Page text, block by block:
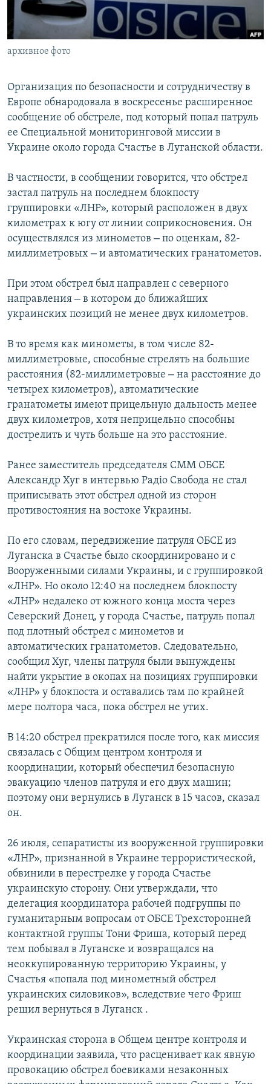
ПОБЕДИТЕЛЕЙ НЕ СУДЯТ?
КРЫМ.НЕПОКОРЕННЫЙ
ELIFBE
ПРИСОЕДИНЯЙТЕСЬ!
Все сайты RFE/RL
архивное фото
Организация по безопасности и сотрудничеству в
Европе обнародовала в воскресенье расширенное
сообщение об обстреле, под который попал патруль
ее Специальной мониторинговой миссии в
Украине около города Счастье в Луганской области.
В частности, в сообщении говорится, что обстрел
застал патруль на последнем блокпосту
группировки «ЛНР», который расположен в двух
километрах к югу от линии соприкосновения. Он
осуществлялся из минометов – по оценкам, 82-
миллиметровых – и автоматических гранатометов.
При этом обстрел был направлен с северного
направления – в котором до ближайших
украинских позиций не менее двух километров.
В то время как минометы, в том числе 82-
миллиметровые, способные стрелять на большие
расстояния (82-миллиметровые – на расстояние до
четырех километров), автоматические
гранатометы имеют прицельную дальность менее
двух километров, хотя неприцельно способны
дострелить и чуть больше на это расстояние.
Ранее заместитель председателя СММ ОБСЕ
Александр Хуг в интервью Радіо Свобода не стал
приписывать этот обстрел одной из сторон
противостояния на востоке Украины.
По его словам, передвижение патруля ОБСЕ из
Луганска в Счастье было скоординировано и с
Вооруженными силами Украины, и с группировкой
«ЛНР». Но около 12:40 на последнем блокпосту
«ЛНР» недалеко от южного конца моста через
Северский Донец, у города Счастье, патруль попал
под плотный обстрел с минометов и
автоматических гранатометов. Следовательно,
сообщил Хуг, члены патруля были вынуждены
найти укрытие в окопах на позициях группировки
«ЛНР» у блокпоста и оставались там по крайней
мере полтора часа, пока обстрел не утих.
В 14:20 обстрел прекратился после того, как миссия
связалась с Общим центром контроля и
координации, который обеспечил безопасную
эвакуацию членов патруля и его двух машин;
поэтому они вернулись в Луганск в 15 часов, сказал
он.
26 июля, сепаратисты из вооруженной группировки
«ЛНР», признанной в Украине террористической,
обвинили в перестрелке у города Счастье
украинскую сторону. Они утверждали, что
делегация координатора рабочей подгруппы по
гуманитарным вопросам от ОБСЕ Трехсторонней
контактной группы Тони Фриша, который перед
тем побывал в Луганске и возвращался на
неоккупированную территорию Украины, у
Счастья «попала под минометный обстрел
украинских силовиков», вследствие чего Фриш
решил вернуться в Луганск .
Украинская сторона в Общем центре контроля и
координации заявила, что расценивает как явную
провокацию обстрел боевиками незаконных